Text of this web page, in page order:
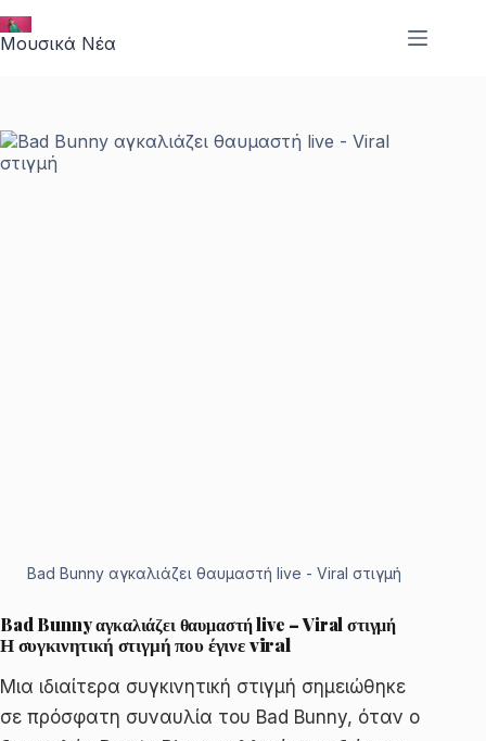
στο
περιεχόμενο
Μουσικά Νέα
Bad Bunny αγκαλιάζει θαυμαστή live - Viral στιγμή
Bad Bunny αγκαλιάζει θαυμαστή live – Viral στιγμή
Η συγκινητική στιγμή που έγινε viral
Μια ιδιαίτερα συγκινητική στιγμή σημειώθηκε
σε πρόσφατη συναυλία του Bad Bunny, όταν ο